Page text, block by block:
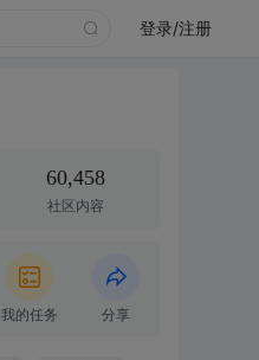
登录/注册
60,458
社区内容
我的任务 分享